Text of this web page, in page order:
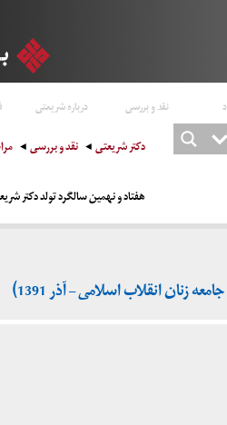
نقد و بررسی درباره شریعتی
دکتر شریعتی نقد و بررسی
هفتاد و نهمین سالگرد تولد دکتر
زنان انقلاب اسلامی – آذر 1391)